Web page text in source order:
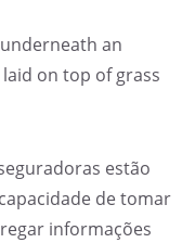
estão
de tomar
informações